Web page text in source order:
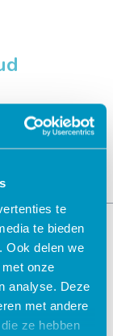
te
te bieden
Ook delen we
onze
analyse. Deze
met andere
ze hebben